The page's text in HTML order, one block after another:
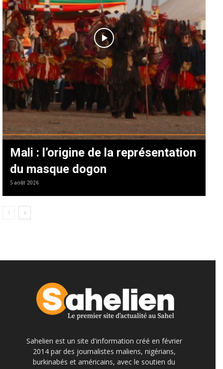
Mali : l’origine de la représentation
du masque dogon
5 août 2026
Sahelien est un site d'information créé en février
2014 par des journalistes maliens, nigérians,
burkinabés et américains, avec le soutien du